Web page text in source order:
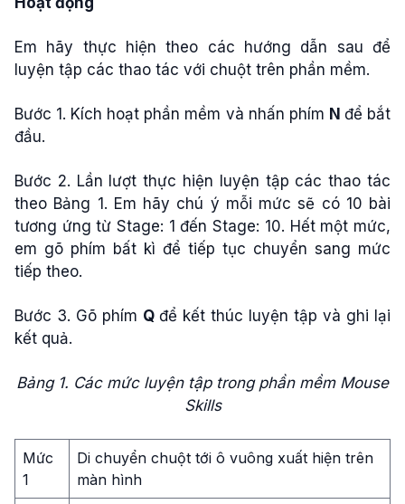
Em hãy thực hiện theo các hướng dẫn sau để
luyện tập các thao tác với chuột trên phần mềm.
Bước 1. Kích hoạt phần mềm và nhấn phím N để bắt
đầu.
Bước 2. Lần lượt thực hiện luyện tập các thao tác
theo Bảng 1. Em hãy chú ý mỗi mức sẽ có 10 bài
tương ứng từ Stage: 1 đến Stage: 10. Hết một mức,
em gõ phím bất kì để tiếp tục chuyển sang mức
tiếp theo.
Bước 3. Gõ phím Q để kết thúc luyện tập và ghi lại
kết quả.
Bảng 1. Các mức luyện tập trong phần mềm Mouse
Skills
Mức
1
Di chuyển chuột tới ô vuông xuất hiện trên
màn hình